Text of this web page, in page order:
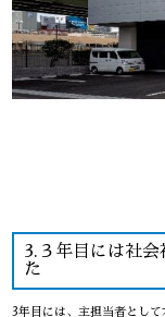
3.３年目には社
た
3年目には、主担当者とし